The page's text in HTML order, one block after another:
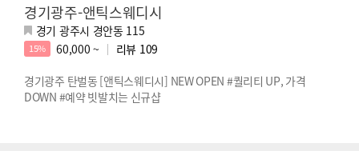
경기광주-앤틱스웨디시
경기 광주시 경안동 115
15% 60,000 ~ 리뷰 109
경기광주 탄벌동 [앤틱스웨디시] NEW OPEN #퀄리티 UP, 가격
DOWN #예약 빗발치는 신규샵